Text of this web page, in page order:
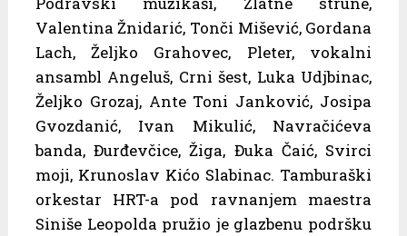
Valentina Žnidarić, Tonči Mišević, Gordana
Lach, Željko Grahovec, Pleter, vokalni
ansambl Angeluš, Crni šest, Luka Udjbinac,
Željko Grozaj, Ante Toni Janković, Josipa
Gvozdanić, Ivan Mikulić, Navračićeva
banda, Đurđevčice, Žiga, Đuka Čaić, Svirci
moji, Krunoslav Kićo Slabinac. Tamburaški
orkestar HRT-a pod ravnanjem maestra
Siniše Leopolda pružio je glazbenu podršku